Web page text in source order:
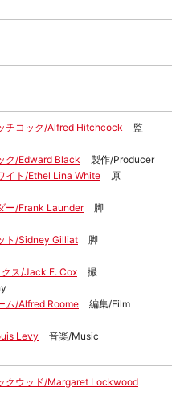
チコック/Alfred Hitchcock
監
ク/Edward Black
製作/Producer
イト/Ethel Lina White
原
ー/Frank Launder
脚
ト/Sidney Gilliat
脚
クス/Jack E. Cox
撮
ム/Alfred Roome
編集/Film
Levy
音楽/Music
クウッド/Margaret Lockwood